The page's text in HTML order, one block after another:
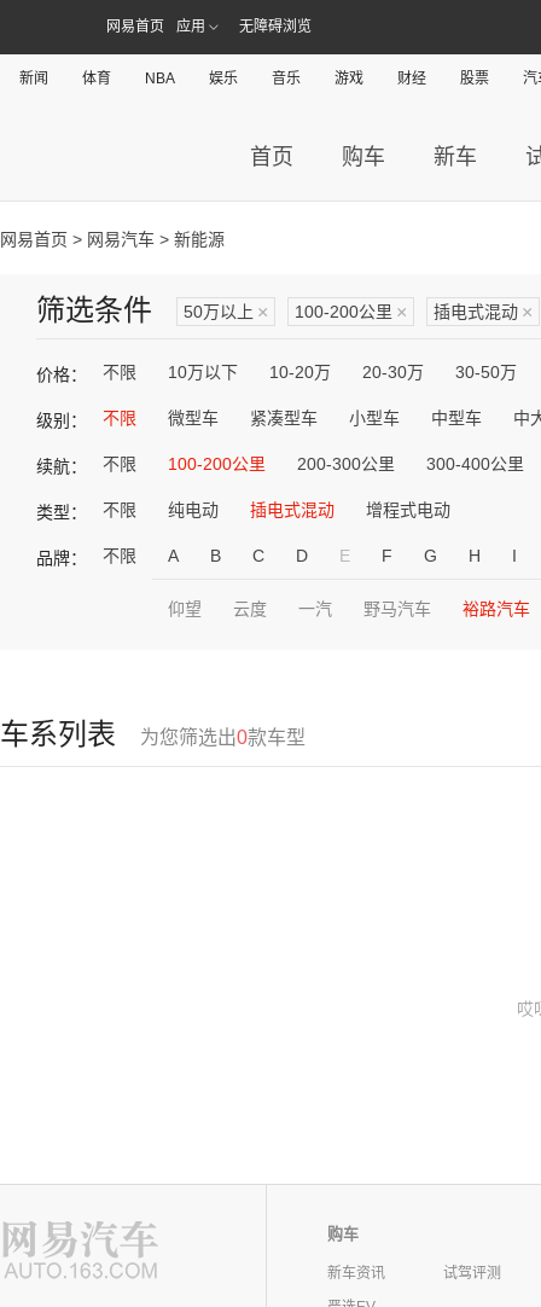
网易首页 应用 无障碍浏览
新闻 体育 NBA 娱乐 音乐 游戏 财经 股票 汽
首页 购车 新车
网易首页 > 网易汽车 > 新能源
筛选条件 50万以上 × 100-200公里 × 插电式混动 ×
价格： 不限 10万以下 10-20万 20-30万 30-50万
级别： 不限 微型车 紧凑型车 小型车 中型车 中
续航： 不限 100-200公里 200-300公里 300-400公里
类型： 不限 纯电动 插电式混动 增程式电动
品牌： 不限 A B C D E F G H I
仰望 云度 一汽 野马汽车 裕路汽车
车系列表 为您筛选出0款车型
哎
购车
新车资讯
试驾评测